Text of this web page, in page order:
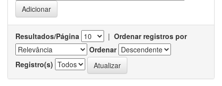
Resultados/Página | Ordenar registros por
Ordenar
Registro(s)